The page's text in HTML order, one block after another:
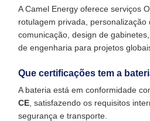
A Camel Energy oferece serviços
rotulagem privada, personalização
comunicação, design de
de engenharia para projetos
Que certificações tem a
A bateria está em conformidade
CE , satisfazendo os requisitos
segurança e transporte.